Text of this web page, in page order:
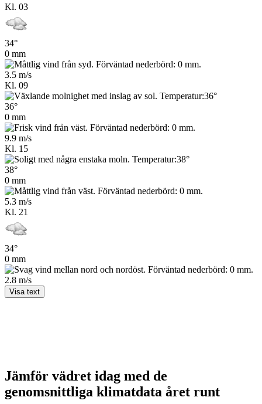
Kl. 03
34°
0 mm
3.5 m/s
Kl. 09
36°
0 mm
9.9 m/s
Kl. 15
38°
0 mm
5.3 m/s
Kl. 21
34°
0 mm
2.8 m/s
Visa text
Jämför vädret idag med de
genomsnittliga klimatdata året runt